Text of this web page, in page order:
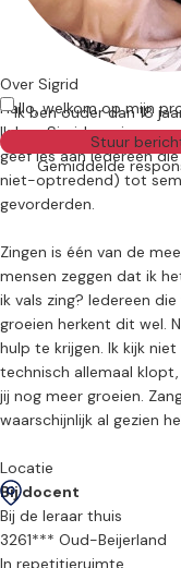
Ik ben ouder dan 18
Stuur
Gemiddelde
Over Sigrid
Hallo, welkom op mijn
Ik ben Sigrid en zingen
geef les aan iedereen
niet-optredend) tot
gevorderden.
Zingen is één van de
mensen zeggen dat ik
ik vals zing? Iedereen
groeien herkent dit wel.
hulp te krijgen. Ik kijk
technisch allemaal
jij nog meer groeien.
waarschijnlijk al gezien
houd van God
nemen tijdens de
je dat eigenlijk willen
Wat zing je eigenlijk
het geloof, ben jij ook
wat je niet wilt. Ik wil jou
Locatie
Bij docent
Bij de leraar thuis
3261*** Oud-Beijerland
In repetitieruimte